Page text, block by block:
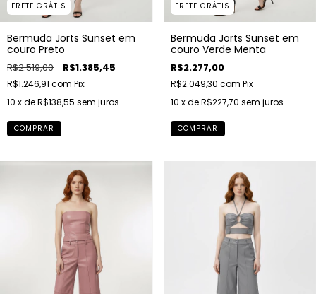
FRETE GRÁTIS
Bermuda Jorts Sunset em
couro Preto
R$2.519,00 R$1.385,45
R$1.246,91 com Pix
10 x deR$138,55 sem juros
COMPRAR
FRETE GRÁTIS
Bermuda Jorts Sunset em
couro Verde Menta
R$2.277,00
R$2.049,30 com Pix
10 x deR$227,70 sem juros
COMPRAR